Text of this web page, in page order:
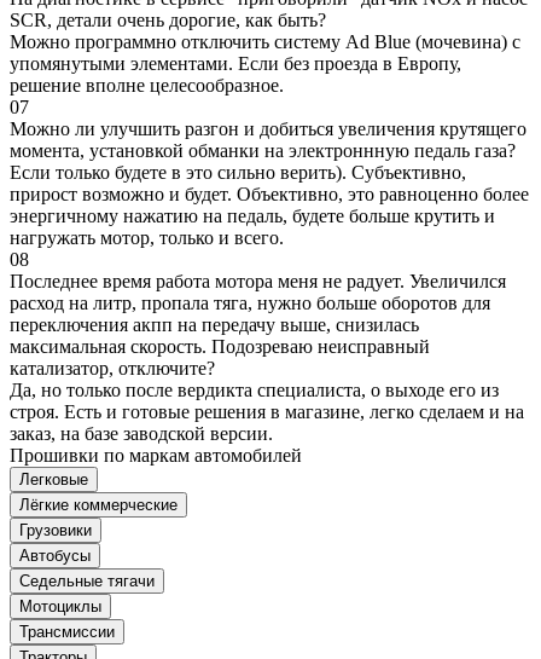
SCR, детали очень дорогие, как быть?
Можно программно отключить систему Ad Blue (мочевина) с
упомянутыми элементами. Если без проезда в Европу,
решение вполне целесообразное.
07
Можно ли улучшить разгон и добиться увеличения крутящего
момента, установкой обманки на электроннную педаль газа?
Если только будете в это сильно верить). Субъективно,
прирост возможно и будет. Объективно, это равноценно более
энергичному нажатию на педаль, будете больше крутить и
нагружать мотор, только и всего.
08
Последнее время работа мотора меня не радует. Увеличился
расход на литр, пропала тяга, нужно больше оборотов для
переключения акпп на передачу выше, снизилась
максимальная скорость. Подозреваю неисправный
катализатор, отключите?
Да, но только после вердикта специалиста, о выходе его из
строя. Есть и готовые решения в магазине, легко сделаем и на
заказ, на базе заводской версии.
Прошивки по маркам автомобилей
Легковые
Лёгкие коммерческие
Грузовики
Автобусы
Седельные тягачи
Мотоциклы
Трансмиссии